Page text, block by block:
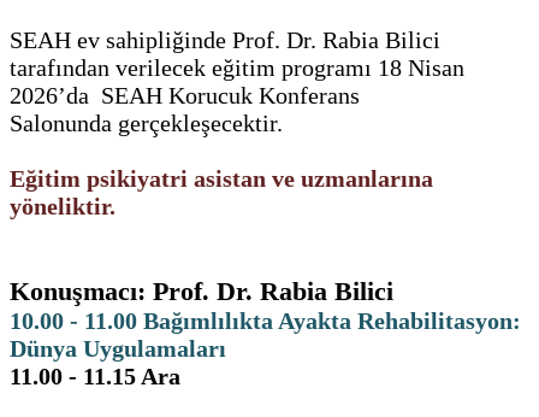
SEAH ev sahipliğinde Prof. Dr. Rabia Bilici
tarafından verilecek eğitim programı 18 Nisan
2026’da SEAH Korucuk Konferans
Salonunda gerçekleşecektir.
Eğitim psikiyatri asistan ve uzmanlarına
yöneliktir.
Konuşmacı: Prof. Dr. Rabia Bilici
10.00 - 11.00 Bağımlılıkta Ayakta Rehabilitasyon:
Dünya Uygulamaları
11.00 - 11.15 Ara